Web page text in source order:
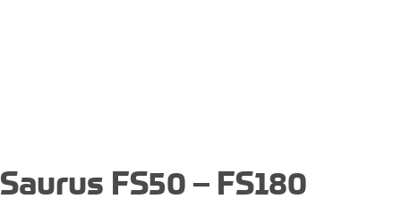
Saurus FS50 – FS180